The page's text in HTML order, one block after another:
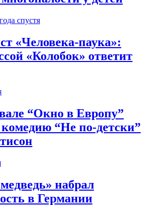
спустя
«Человека-паука»:
«Колобок» ответит
“Окно в Европу”
“Не по-детски”
набрал
в Германии